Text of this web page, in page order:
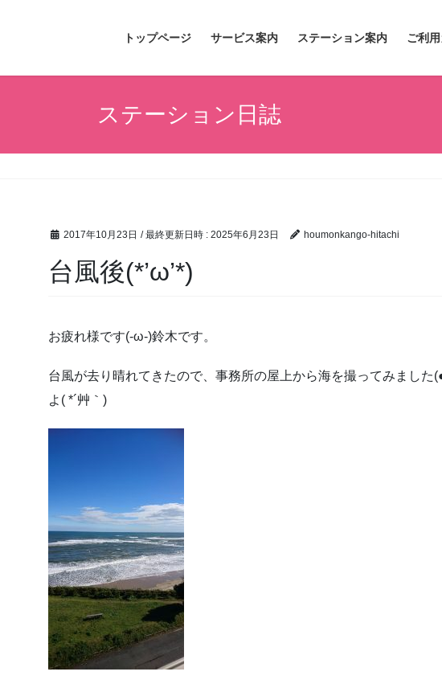
トップページ サービス案内 ステーション案内 ご利
ステーション日誌
2017年10月23日 / 最終更新日時 : 2025年6月23日 houmonkango-hitachi
台風後(*’ω’*)
お疲れ様です(-ω-)鈴木です。
台風が去り晴れてきたので、事務所の屋上から海を撮ってみました
よ( *´艸｀)